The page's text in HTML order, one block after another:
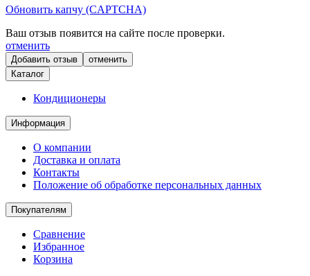
Обновить капчу (CAPTCHA)
Ваш отзыв появится на сайте после проверки.
отменить
отменить
Каталог
Кондиционеры
Информация
О компании
Доставка и оплата
Контакты
Положение об обработке персональных данных
Покупателям
Сравнение
Избранное
Корзина